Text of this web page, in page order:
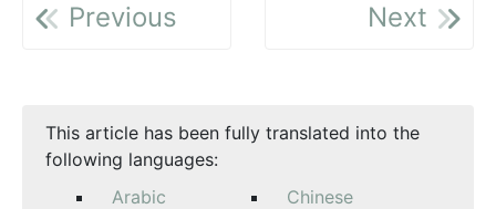
Previous Next
This article has been fully translated into the
following languages:
Arabic
Chinese